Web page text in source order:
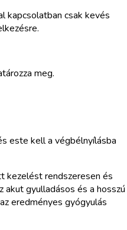
kapcsolatban csak kevés
meg.
este kell a végbélnyílásba
kezelést rendszeresen és
akut gyulladásos és a hosszú
eredményes gyógyulás